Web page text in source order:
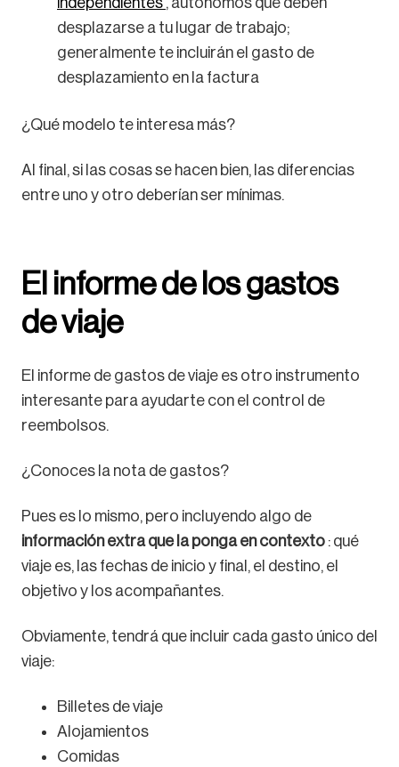
desplazarse a tu lugar de trabajo;
generalmente te incluirán el gasto de
desplazamiento en la factura
¿Qué modelo te interesa más?
Al final, si las cosas se hacen bien, las diferencias
entre uno y otro deberían ser mínimas.
El informe de los gastos
de viaje
El informe de gastos de viaje es otro instrumento
interesante para ayudarte con el control de
reembolsos.
¿Conoces la nota de gastos?
Pues es lo mismo, pero incluyendo algo de
información extra que la ponga en contexto : qué
viaje es, las fechas de inicio y final, el destino, el
objetivo y los acompañantes.
Obviamente, tendrá que incluir cada gasto único del
viaje:
Billetes de viaje
Alojamientos
Comidas